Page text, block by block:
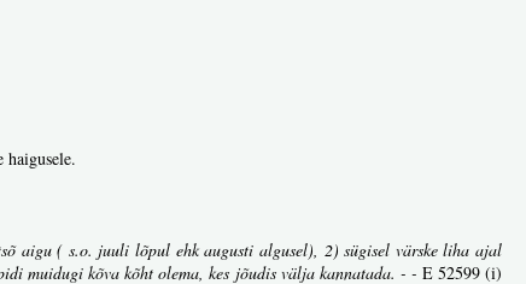
aigu ( s.o. juuli lõpul ehk augusti algusel), 2) sügisel värske liha ajal
muidugi kõva kõht olema, kes jõudis välja kannatada. - - E 52599 (i)